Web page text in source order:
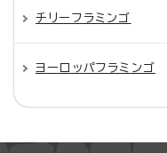
チリーフラミンゴ
ヨーロッパフラミンゴ